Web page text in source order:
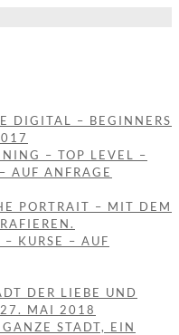
DIGITAL – BEGINNERS
– TOP LEVEL –
AUF ANFRAGE
PORTRAIT – MIT DEM
KURSE – AUF
DER LIEBE UND
MAI 2018
STADT, EIN